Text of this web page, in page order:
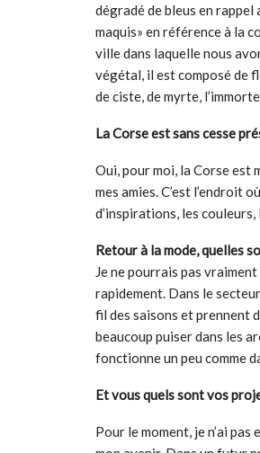
dégradé de bleus en rappel
maquis» en référence à la
ville dans laquelle nous
végétal, il est composé de
de ciste, de myrte,
La Corse est sans cesse
Oui, pour moi, la Corse est
mes amies. C’est l’endroit
d’inspirations, les
Retour à la mode, quelles
Je ne pourrais pas
rapidement. Dans le
fil des saisons et prennent
beaucoup puiser dans les
fonctionne un peu comme
Et vous quels sont vos
Pour le moment, je n’ai